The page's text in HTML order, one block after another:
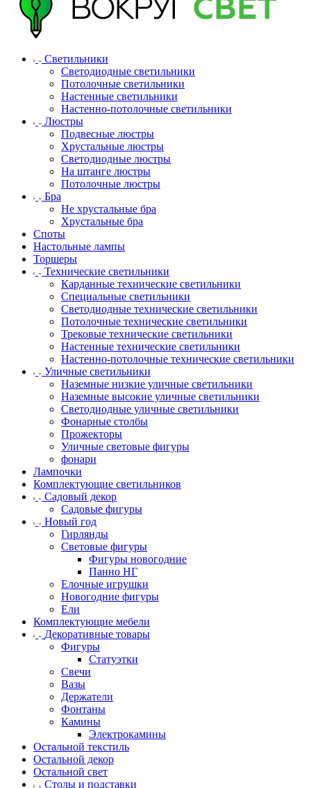
Светильники
Светодиодные светильники
Потолочные светильники
Настенные светильники
Настенно-потолочные светильники
Люстры
Подвесные люстры
Хрустальные люстры
Светодиодные люстры
На штанге люстры
Потолочные люстры
Бра
Не хрустальные бра
Хрустальные бра
Споты
Настольные лампы
Торшеры
Технические светильники
Карданные технические светильники
Специальные светильники
Светодиодные технические светильники
Потолочные технические светильники
Трековые технические светильники
Настенные технические светильники
Настенно-потолочные технические светильники
Уличные светильники
Наземные низкие уличные светильники
Наземные высокие уличные светильники
Светодиодные уличные светильники
Фонарные столбы
Прожекторы
Уличные световые фигуры
фонари
Лампочки
Комплектующие светильников
Садовый декор
Садовые фигуры
Новый год
Гирлянды
Световые фигуры
Фигуры новогодние
Панно НГ
Елочные игрушки
Новогодние фигуры
Ели
Комплектующие мебели
Декоративные товары
Фигуры
Статуэтки
Свечи
Вазы
Держатели
Фонтаны
Камины
Электрокамины
Остальной текстиль
Остальной декор
Остальной свет
Столы и подставки